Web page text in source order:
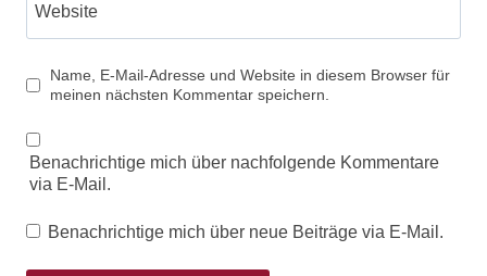
Website
Name, E-Mail-Adresse und Website in diesem Browser für
meinen nächsten Kommentar speichern.
Benachrichtige mich über nachfolgende Kommentare
via E-Mail.
Benachrichtige mich über neue Beiträge via E-Mail.